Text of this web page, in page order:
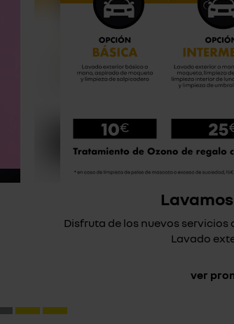
Disfruta de los nuevos
Lavado
ver